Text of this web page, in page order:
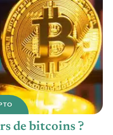
de bitcoins ?